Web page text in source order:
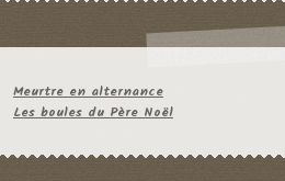
Meurtre en alternance
Les boules du Père Noël